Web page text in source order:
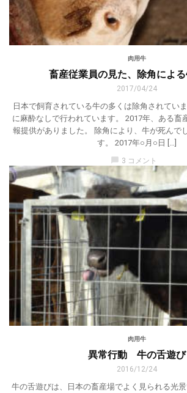
肉用牛
畜産従業員の見た、除角によ
2017/04/24
日本で飼育されている牛の多くは除角されてい
に麻酔なしで行われています。 2017年、ある畜
報提供がありました。 除角により、牛が死んで
す。 2017年○月○日 […]
chat_bubble 3 コメント
肉用牛
異常行動 牛の舌遊び
2016/12/24
牛の舌遊びは、日本の畜産場でよく見られる光景